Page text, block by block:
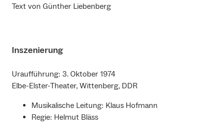
Text von Günther Liebenberg
Inszenierung
Uraufführung: 3. Oktober 1974
Elbe-Elster-Theater, Wittenberg, DDR
Musikalische Leitung: Klaus Hofmann
Regie: Helmut Bläss